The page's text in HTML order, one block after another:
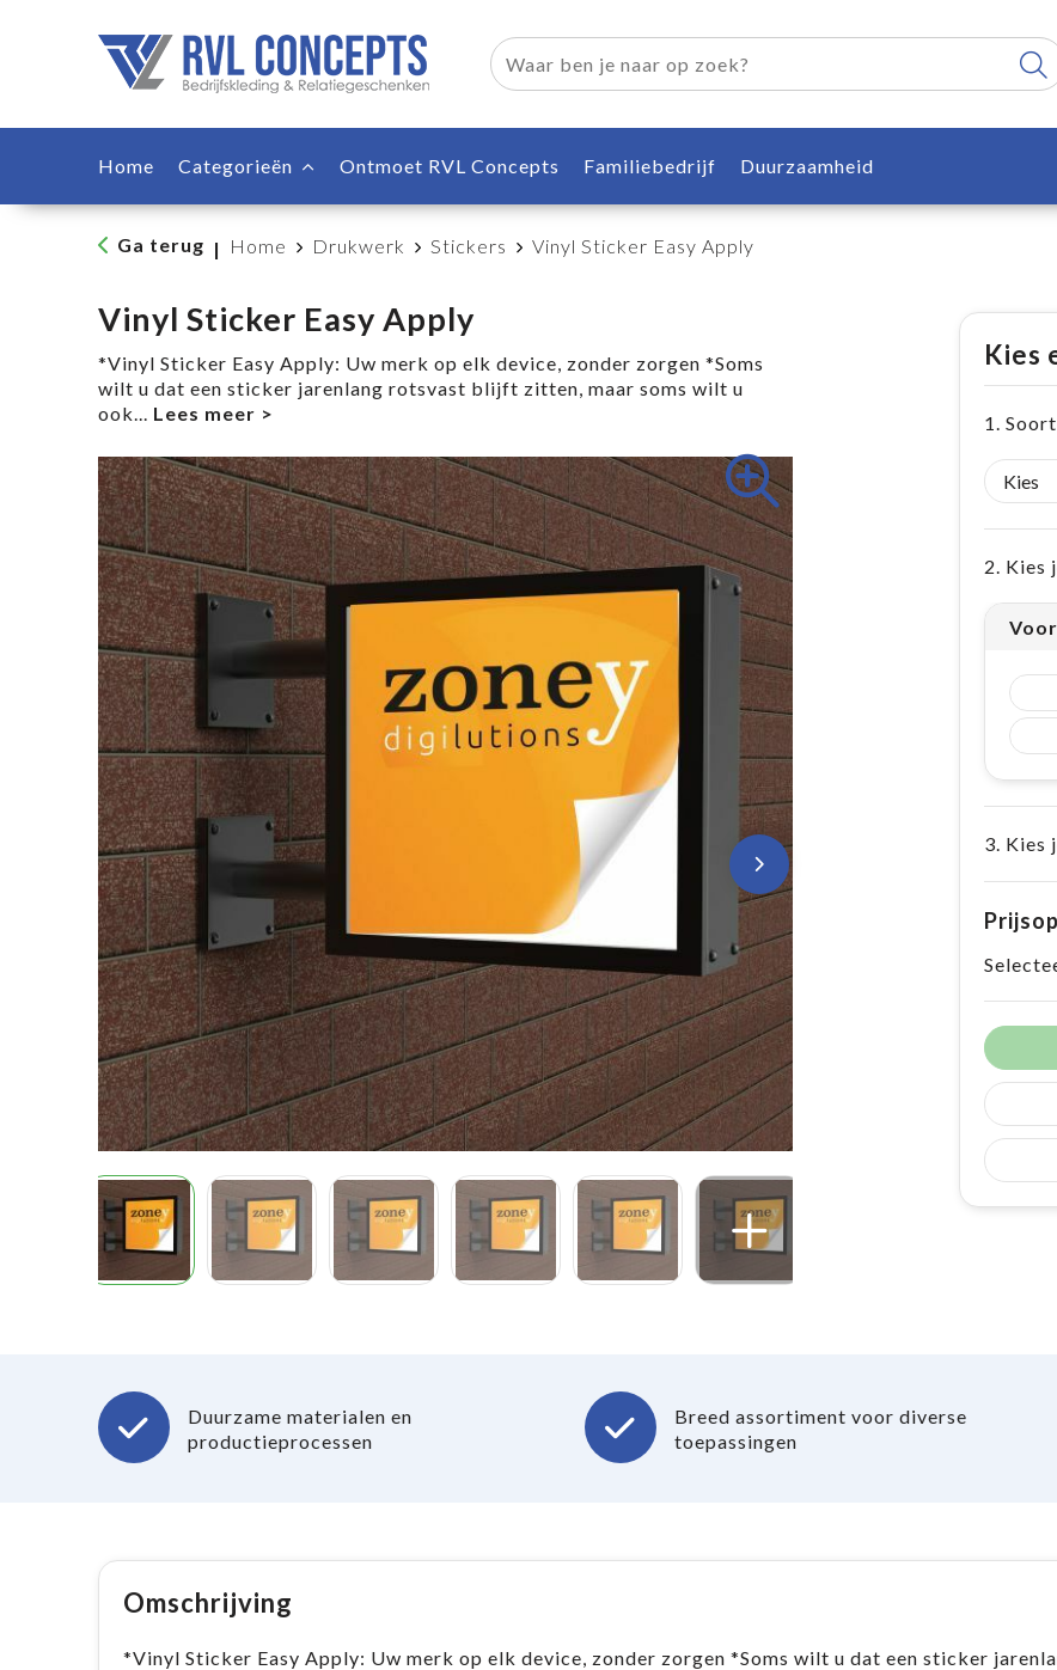
Home Categorieën Ontmoet RVL Concepts Familiebedrijf Duurzaamheid
Ga terug | Home Drukwerk Stickers Vinyl Sticker Easy Apply
Vinyl Sticker Easy Apply
*Vinyl Sticker Easy Apply: Uw merk op elk device, zonder zorgen *Soms
wilt u dat een sticker jarenlang rotsvast blijft zitten, maar soms wilt u
ook...
Kies
1. Soort
2. Kies
3. Kies
Duurzame materialen en
productieprocessen
Breed assortiment voor diverse
toepassingen
Omschrijving
*Vinyl Sticker Easy Apply: Uw merk op elk device, zonder zorgen *Soms wilt u dat een sticker